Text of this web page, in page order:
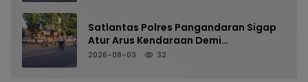
Satlantas Polres Pangandaran Sigap
Atur Arus Kendaraan Demi
Kenyamanan Pengguna Jalan
2026-08-03 32